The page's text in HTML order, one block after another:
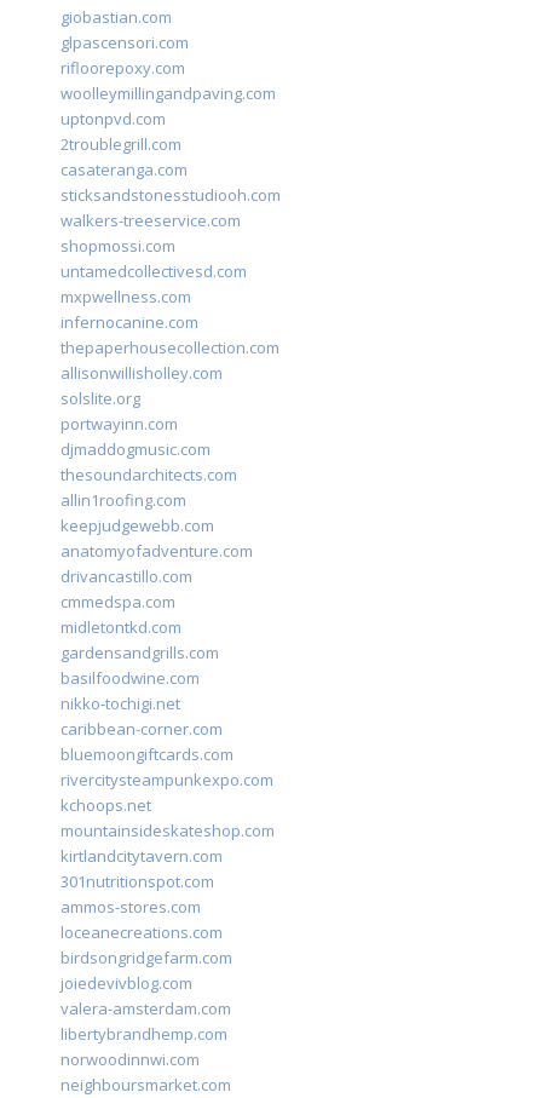
giobastian.com
glpascensori.com
rifloorepoxy.com
woolleymillingandpaving.com
uptonpvd.com
2troublegrill.com
casateranga.com
sticksandstonesstudiooh.com
walkers-treeservice.com
shopmossi.com
untamedcollectivesd.com
mxpwellness.com
infernocanine.com
thepaperhousecollection.com
allisonwillisholley.com
solslite.org
portwayinn.com
djmaddogmusic.com
thesoundarchitects.com
allin1roofing.com
keepjudgewebb.com
anatomyofadventure.com
drivancastillo.com
cmmedspa.com
midletontkd.com
gardensandgrills.com
basilfoodwine.com
nikko-tochigi.net
caribbean-corner.com
bluemoongiftcards.com
rivercitysteampunkexpo.com
kchoops.net
mountainsideskateshop.com
kirtlandcitytavern.com
301nutritionspot.com
ammos-stores.com
loceanecreations.com
birdsongridgefarm.com
joiedevivblog.com
valera-amsterdam.com
libertybrandhemp.com
norwoodinnwi.com
neighboursmarket.com